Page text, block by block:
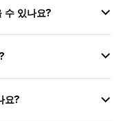
수 있나요?
요?